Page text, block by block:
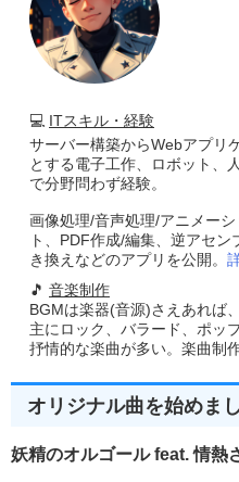
💻 ITスキル・経験
サーバー構築からWebアプリ
とする電子工作、ロボット、
で分野問わず経験。
画像処理/音声処理/アニメー
ト、PDF作成/編集、逆アセ
き換えなどのアプリを公開。
🎵 音楽制作
BGMは楽器(音源)さえあれば
主にロック、バラード、ポッ
抒情的な楽曲が多い。楽曲制
オリジナル曲を始めま
妖精のオルゴール feat. 情熱